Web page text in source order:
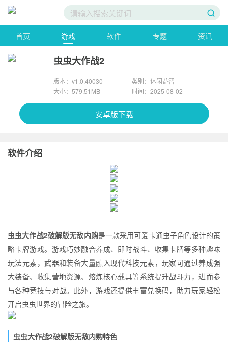
首页 游戏 软件 专题 资讯
虫虫大作战2
版本：v1.0.40030
类别：休闲益智
大小：579.51MB
时间：2025-08-02
安卓版下载
软件介绍
虫虫大作战2破解版无敌内购是一款采用可爱卡通虫子角色设计的策
略卡牌游戏。游戏巧妙融合养成、即时战斗、收集卡牌等多种趣味
玩法元素，武器和装备大量融入现代科技元素，玩家可通过养成强
大装备、收集营地资源、熔炼核心载具等系统提升战斗力，进而参
与各种竞技与对战。此外，游戏还提供丰富兑换码，助力玩家轻松
开启虫虫世界的冒险之旅。​
虫虫大作战2破解版无敌内购特色​